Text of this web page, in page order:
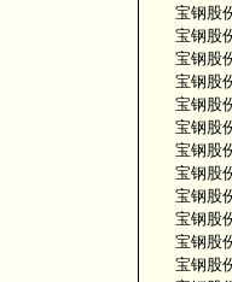
宝钢股
宝钢股
宝钢股
宝钢股
宝钢股
宝钢股
宝钢股
宝钢股
宝钢股
宝钢股
宝钢股
宝钢股